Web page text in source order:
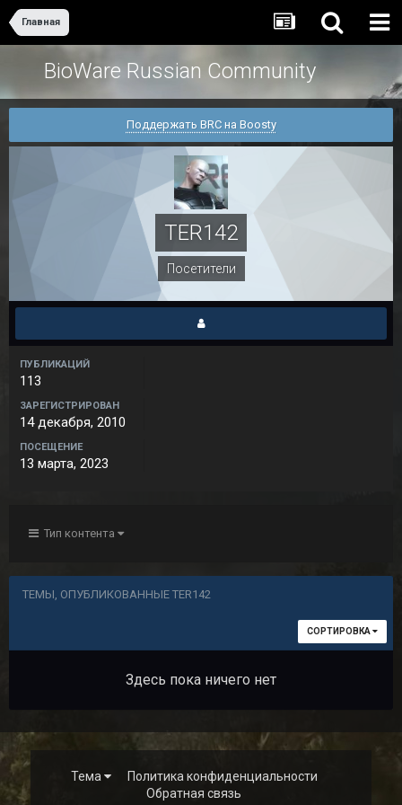
Главная
BioWare Russian Community
Поддержать BRC на Boosty
TER142
Посетители
ПУБЛИКАЦИЙ
113
ЗАРЕГИСТРИРОВАН
14 декабря, 2010
ПОСЕЩЕНИЕ
13 марта, 2023
Тип контента
ТЕМЫ, ОПУБЛИКОВАННЫЕ TER142
СОРТИРОВКА
Здесь пока ничего нет
Тема
Политика конфиденциальности
Обратная связь